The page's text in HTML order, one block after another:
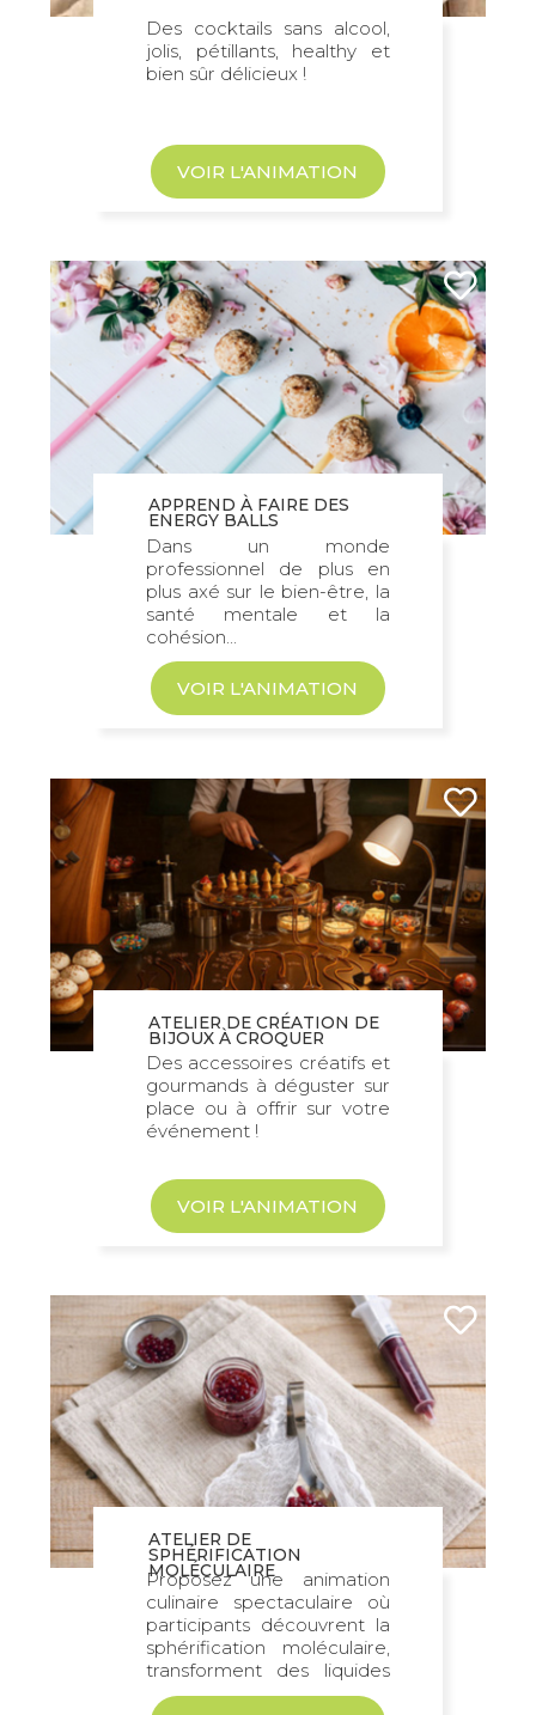
Des cocktails sans alcool,
jolis, pétillants, healthy et
bien sûr délicieux !
VOIR L'ANIMATION
APPREND À FAIRE DES
ENERGY BALLS
Dans un monde
professionnel de plus en
plus axé sur le bien-être, la
santé mentale et la
cohésion...
VOIR L'ANIMATION
ATELIER DE CRÉATION DE
BIJOUX À CROQUER
Des accessoires créatifs et
gourmands à déguster sur
place ou à offrir sur votre
événement !
VOIR L'ANIMATION
ATELIER DE
SPHÉRIFICATION
MOLÉCULAIRE
Proposez une animation
culinaire spectaculaire où
participants découvrent la
sphérification moléculaire,
transforment des liquides
en perles gourmandes et...